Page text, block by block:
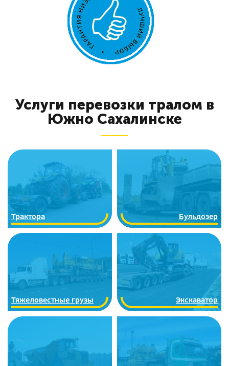
Услуги перевозки тралом в
Южно Сахалинске
Трактора Бульдозер
Тяжеловестные грузы Экскаватор